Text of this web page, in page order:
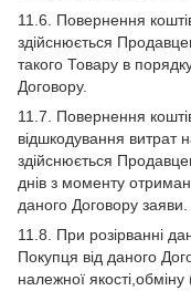
11.6. Повернення
здійснюється
такого Товару в
Договору.
11.7. Повернення
відшкодування витрат
здійснюється
днів з моменту
даного Договору заяви.
11.8. При розірванні
Покупця від даного
належної